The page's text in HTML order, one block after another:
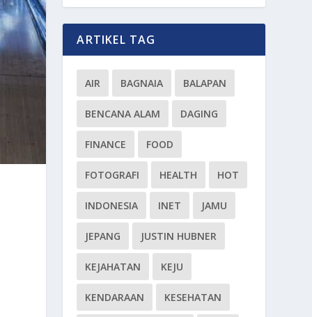
ARTIKEL TAG
AIR BAGNAIA BALAPAN
BENCANA ALAM DAGING
FINANCE FOOD
FOTOGRAFI HEALTH HOT
INDONESIA INET JAMU
JEPANG JUSTIN HUBNER
KEJAHATAN KEJU
KENDARAAN KESEHATAN